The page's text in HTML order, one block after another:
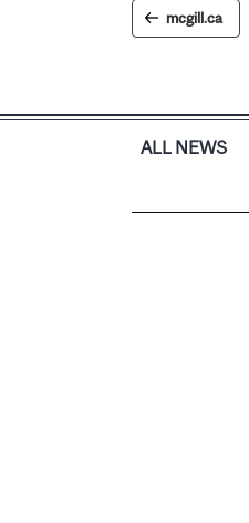
mcgill.ca
ALL NEWS